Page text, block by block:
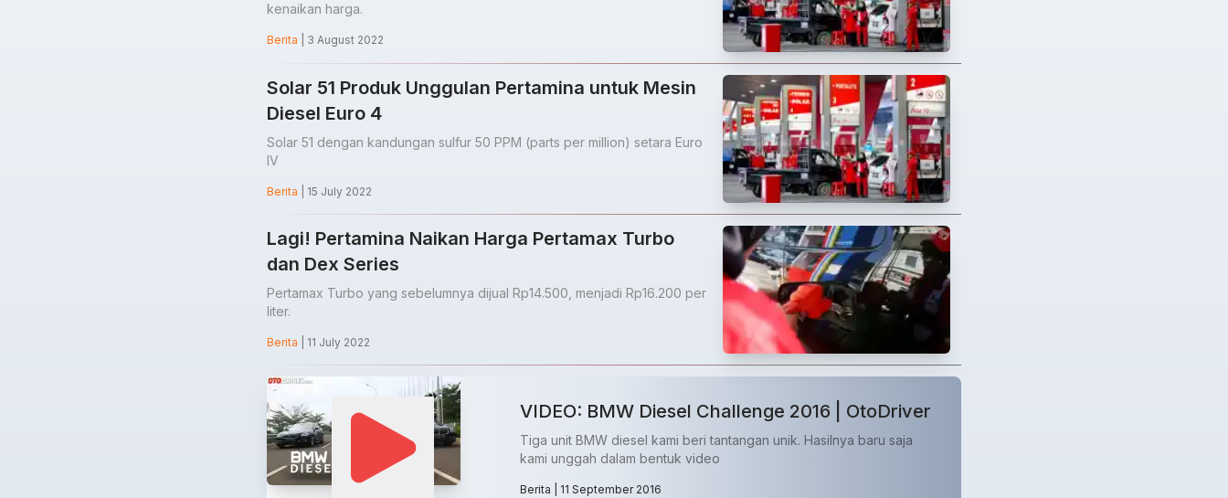
kenaikan harga.
Berita | 3 August 2022
Solar 51 Produk Unggulan Pertamina untuk Mesin
Diesel Euro 4
Solar 51 dengan kandungan sulfur 50 PPM (parts per million) setara Euro
IV
Berita | 15 July 2022
Lagi! Pertamina Naikan Harga Pertamax Turbo
dan Dex Series
Pertamax Turbo yang sebelumnya dijual Rp14.500, menjadi Rp16.200 per
liter.
Berita | 11 July 2022
VIDEO: BMW Diesel Challenge 2016 | OtoDriver
Tiga unit BMW diesel kami beri tantangan unik. Hasilnya baru saja
kami unggah dalam bentuk video
Berita | 11 September 2016